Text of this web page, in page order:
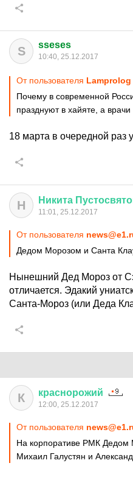
S sseses
10:40, 25.12.2017
От пользователя Lamprolog
Почему в современной
празднуют в хайяте, а врачи
18 марта в очередной раз
Н Никита
11:01, 25.12.2017
От пользователя
Дедом Морозом и Санта
Нынешний Дед Мороз от
отличается. Эдакий
Санта-Мороз (или Деда
К краснорожий
12:00, 25.12.2017
От пользователя
На корпоративе РМК Дедом
Михаил Галустян и